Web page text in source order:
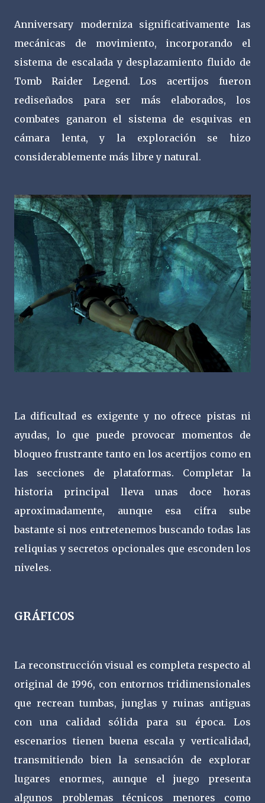
Anniversary moderniza significativamente las
mecánicas de movimiento, incorporando el
sistema de escalada y desplazamiento fluido de
Tomb Raider Legend. Los acertijos fueron
rediseñados para ser más elaborados, los
combates ganaron el sistema de esquivas en
cámara lenta, y la exploración se hizo
considerablemente más libre y natural.
La dificultad es exigente y no ofrece pistas ni
ayudas, lo que puede provocar momentos de
bloqueo frustrante tanto en los acertijos como en
las secciones de plataformas. Completar la
historia principal lleva unas doce horas
aproximadamente, aunque esa cifra sube
bastante si nos entretenemos buscando todas las
reliquias y secretos opcionales que esconden los
niveles.
GRÁFICOS
La reconstrucción visual es completa respecto al
original de 1996, con entornos tridimensionales
que recrean tumbas, junglas y ruinas antiguas
con una calidad sólida para su época. Los
escenarios tienen buena escala y verticalidad,
transmitiendo bien la sensación de explorar
lugares enormes, aunque el juego presenta
algunos problemas técnicos menores como